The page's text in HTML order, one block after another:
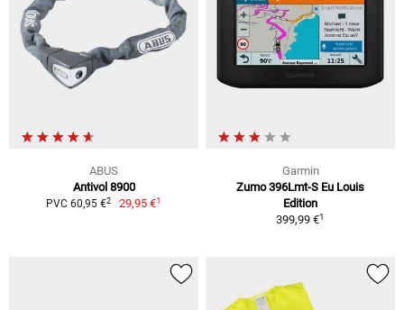
ABUS
Antivol 8900
PVC 60,95 €2 29,95 €1
Garmin
Zumo 396Lmt-S Eu Louis
Edition
399,99 €1